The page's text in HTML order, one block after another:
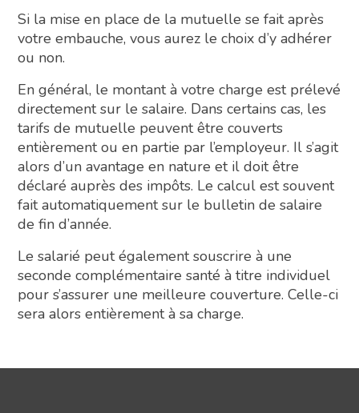
Si la mise en place de la mutuelle se fait après
votre embauche, vous aurez le choix d’y adhérer
ou non.
En général, le montant à votre charge est prélevé
directement sur le salaire. Dans certains cas, les
tarifs de mutuelle peuvent être couverts
entièrement ou en partie par l’employeur. Il s’agit
alors d’un avantage en nature et il doit être
déclaré auprès des impôts. Le calcul est souvent
fait automatiquement sur le bulletin de salaire
de fin d’année.
Le salarié peut également souscrire à une
seconde complémentaire santé à titre individuel
pour s’assurer une meilleure couverture. Celle-ci
sera alors entièrement à sa charge.